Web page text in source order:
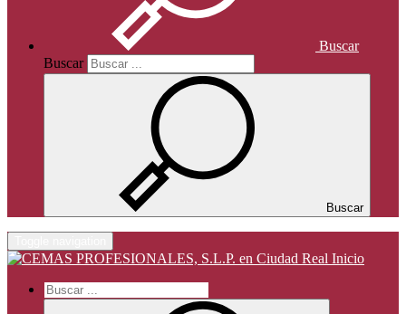
Buscar
Buscar
Buscar
Inicio